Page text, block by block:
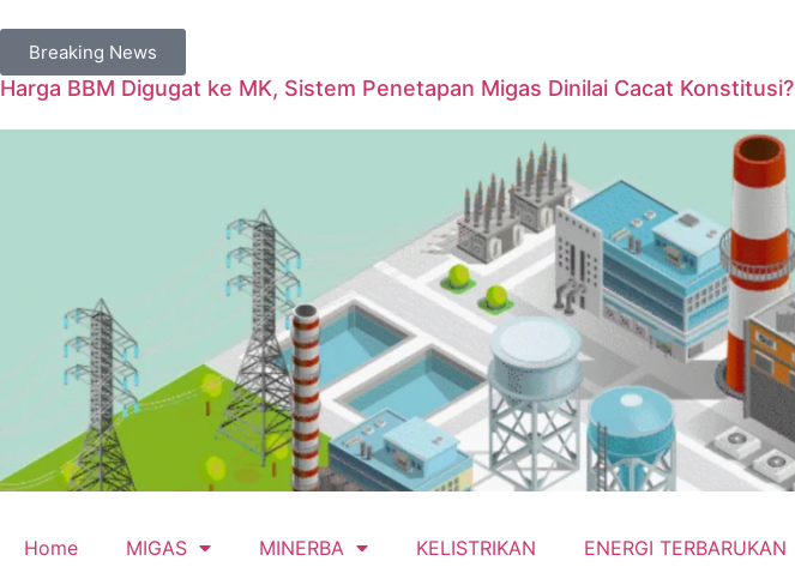
Breaking News
Harga BBM Digugat ke MK, Sistem Penetapan Migas Dinilai Cacat Konstitusi?
Home MIGAS MINERBA KELISTRIKAN ENERGI TERBARUKAN